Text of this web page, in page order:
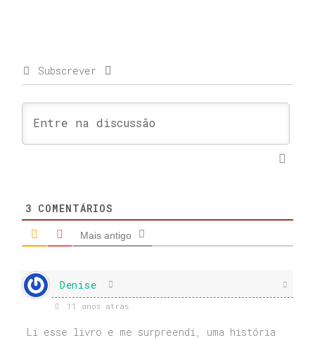
Subscrever
3 COMENTÁRIOS
Mais antigo
Denise
11 anos atrás
Li esse livro e me surpreendi, uma história